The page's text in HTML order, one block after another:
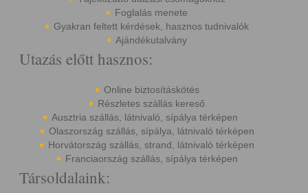
Foglalás menete
Gyakran feltett kérdések, hasznos tudnivalók
Ajándékutalvány
Utazás előtt hasznos:
Online biztosításkötés
Részletes szállás kereső
Ausztria szállás, látnivaló, sípálya térképen
Olaszország szállás, sípálya, látnivaló térképen
Horvátország szállás, strand, látnivaló térképen
Franciaország szállás, sípálya térképen
Társoldalaink: